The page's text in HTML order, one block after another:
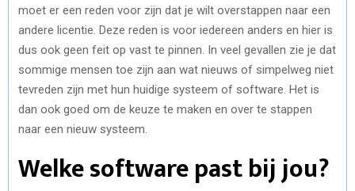
moet er een reden voor zijn dat je wilt overstappen naar een
andere licentie. Deze reden is voor iedereen anders en hier is
dus ook geen feit op vast te pinnen. In veel gevallen zie je dat
sommige mensen toe zijn aan wat nieuws of simpelweg niet
tevreden zijn met hun huidige systeem of software. Het is
dan ook goed om de keuze te maken en over te stappen
naar een nieuw systeem.
Welke software past bij jou?